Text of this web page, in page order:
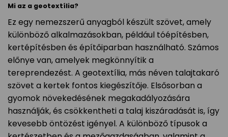
Mi az a geotextília?
Ez egy nemezszerű anyagból készült szövet, amely
különböző alkalmazásokban, például tóépítésben,
kertépítésben és építőiparban használható. Számos
előnye van, amelyek megkönnyítik a
tereprendezést. A geotextília, más néven talajtakaró
szövet a kertek fontos kiegészítője. Elsősorban a
gyomok növekedésének megakadályozására
használják, és csökkentheti a talaj kiszáradását is, így
kevesebb öntözést igényel. A különböző típusok a